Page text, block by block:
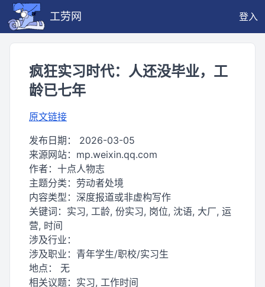
工劳网 登入
疯狂实习时代：人还没毕业，工
龄已七年
原文链接
发布日期： 2026-03-05
来源网站： mp.weixin.qq.com
作者： 十点人物志
主题分类： 劳动者处境
内容类型： 深度报道或非虚构写作
关键词： 实习, 工龄, 份实习, 岗位, 沈语, 大厂, 运
营, 时间
涉及行业：
涉及职业： 青年学生/职校/实习生
地点： 无
相关议题： 实习, 工作时间